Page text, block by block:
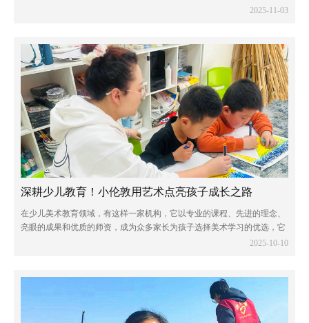
现出出众的语言天赋，不仅热爱口才艺术，对传统文化亦怀有浓厚兴趣。
2025-11-03
深耕少儿教育！小伦敦用艺术点亮孩子成长之路
在少儿美术教育领域，有这样一家机构，它以专业的课程、先进的理念、
亮眼的成果和优质的师资，成为众多家长为孩子选择美术学习的优选，它
就是专注于少儿美术教育的小伦敦美术。多年来，小伦敦美术始终秉持初
2025-10-10